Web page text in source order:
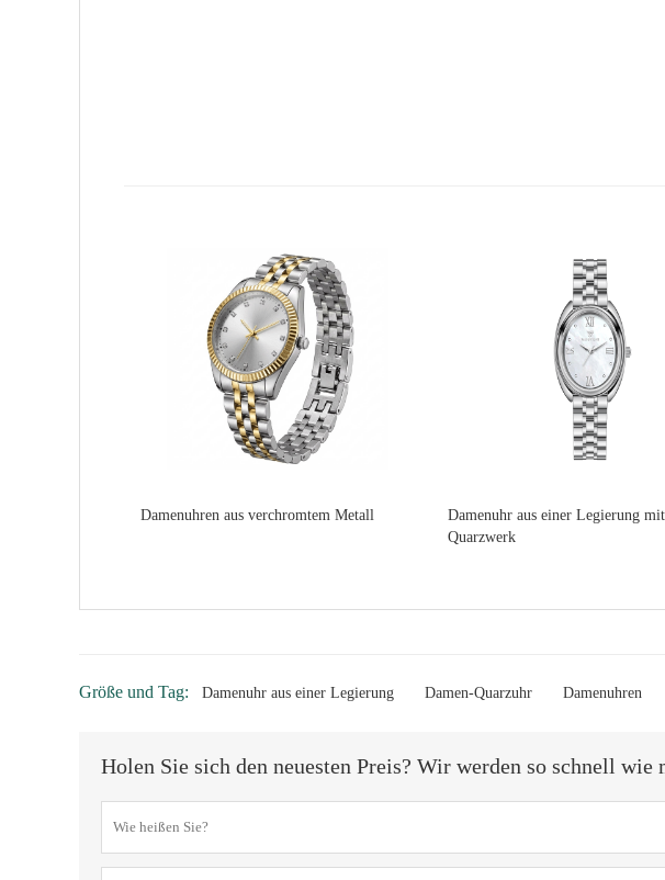
Damenuhren aus verchromtem Metall
Damenuhr aus einer Legierung mit
Quarzwerk
Größe und Tag: Damenuhr aus einer Legierung Damen-Quarzuhr Damenuhren
Holen Sie sich den neuesten Preis? Wir werden so schnell